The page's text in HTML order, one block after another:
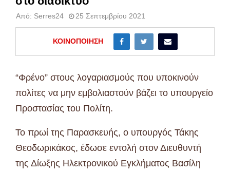
Από: Serres24 25 Σεπτεμβρίου 2021
ΚΟΙΝΟΠΟΊΗΣΗ
“Φρένο” στους λογαριασμούς που υποκινούν
πολίτες να μην εμβολιαστούν βάζει το υπουργείο
Προστασίας του Πολίτη.
Το πρωί της Παρασκευής, ο υπουργός Τάκης
Θεοδωρικάκος, έδωσε εντολή στον Διευθυντή
της Δίωξης Ηλεκτρονικού Εγκλήματος Βασίλη